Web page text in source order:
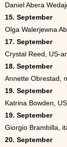
Daniel Abera
15. September
Olga Walerjewna
17. September
Crystal Reed, US-
18. September
Annette Obrestad,
19. September
Katrina Bowden,
19. September
Giorgio Brambilla,
20. September